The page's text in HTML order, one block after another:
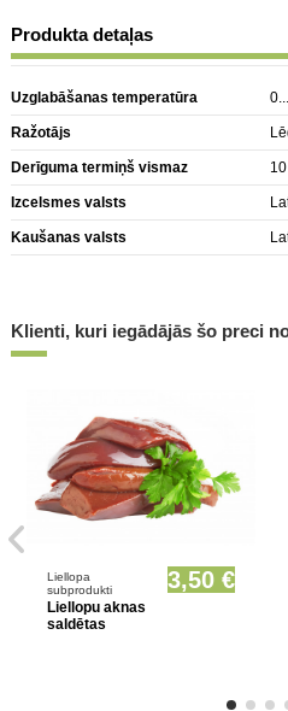
Produkta detaļas
Uzglabāšanas temperatūra
Ražotājs
Derīguma termiņš vismaz
Izcelsmes valsts
Kaušanas valsts
Klienti, kuri iegādājās šo preci
Liellopa
subprodukti
Liellopu aknas
saldētas
3,50 €